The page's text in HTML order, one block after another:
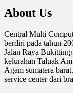
About Us
Central Multi
berdiri pada tahun
Jalan Raya
kelurahan Taluak
Agam sumatera
service center dari